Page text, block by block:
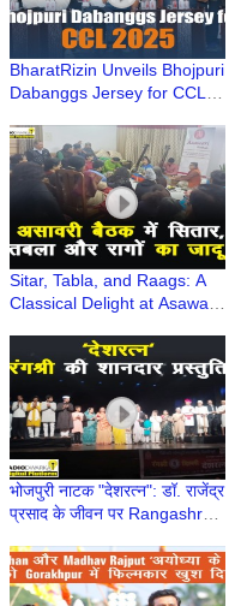
BharatRizin Unveils Bhojpuri
Dabanggs Jersey for CCL
February 8
Sitar, Tabla, and Raags: A
Classical Delight at Asawari
भोजपुरी नाटक "देशरत्न": डॉ. राजेंद्र
प्रसाद के जीवन पर Rangashree